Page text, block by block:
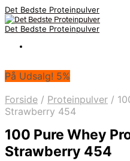
Det Bedste Proteinpulver
Det Bedste Proteinpulver
På Udsalg! 5%
Forside / Proteinpulver /
Strawberry 454
100 Pure Whey
Strawberry 454